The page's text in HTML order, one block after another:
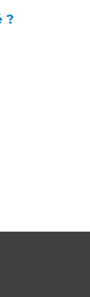
?